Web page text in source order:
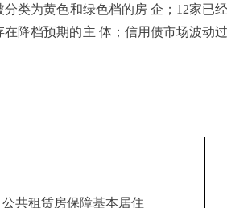
类为黄色和绿色档的房 企；12家已
降档预期的主 体；信用债市场波动
共租赁房保障基本居住